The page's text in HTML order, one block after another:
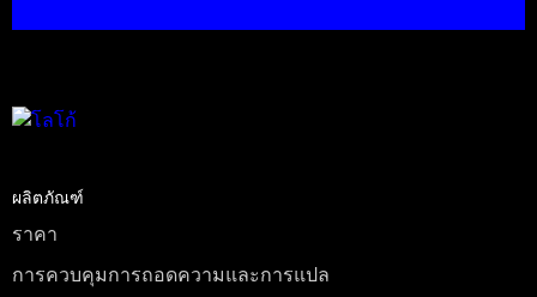
ผลิตภัณฑ์
ราคา
การควบคุมการถอดความและการแปล